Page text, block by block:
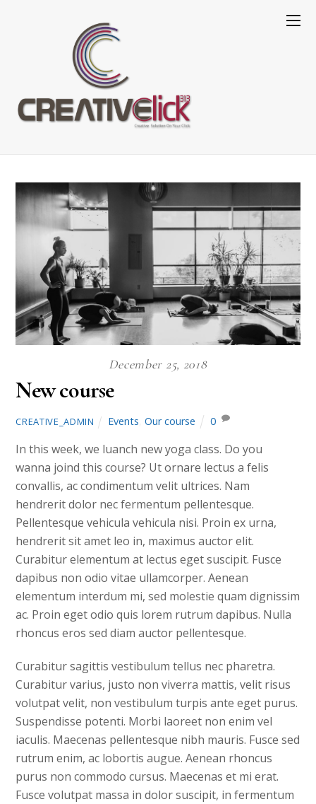
December 25, 2018
New course
CREATIVE_ADMIN Events ,Our course 0
In this week, we luanch new yoga class. Do you
wanna joind this course? Ut ornare lectus a felis
convallis, ac condimentum velit ultrices. Nam
hendrerit dolor nec fermentum pellentesque.
Pellentesque vehicula vehicula nisi. Proin ex urna,
hendrerit sit amet leo in, maximus auctor elit.
Curabitur elementum at lectus eget suscipit. Fusce
dapibus non odio vitae ullamcorper. Aenean
elementum interdum mi, sed molestie quam dignissim
ac. Proin eget odio quis lorem rutrum dapibus. Nulla
rhoncus eros sed diam auctor pellentesque.
Curabitur sagittis vestibulum tellus nec pharetra.
Curabitur varius, justo non viverra mattis, velit risus
volutpat velit, non vestibulum turpis ante eget purus.
Suspendisse potenti. Morbi laoreet non enim vel
iaculis. Maecenas pellentesque nibh mauris. Fusce sed
rutrum enim, ac lobortis augue. Aenean rhoncus
purus non commodo cursus. Maecenas et mi erat.
Fusce volutpat massa in dolor suscipit, in fermentum